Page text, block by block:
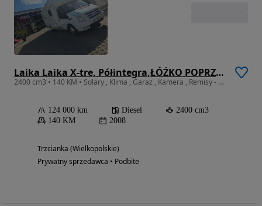
Laika Laika X-tre, Półintegra,ŁÓŻKO POPRZECZNE Z TYŁU, OGROMNY GARAŻ, KAMERA COFANIA, 2008r, solary Klima
2400 cm3 • 140 KM • Solary , Klima , Garaz , Kamera , Remisy - Laika wysoka jakosc wykoncz
124 000 km Diesel
2400 cm3
140 KM
2008
Trzcianka (Wielkopolskie)
Prywatny sprzedawca • Podbite